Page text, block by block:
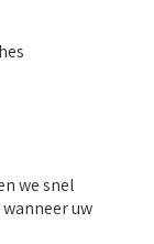
we snel
uw